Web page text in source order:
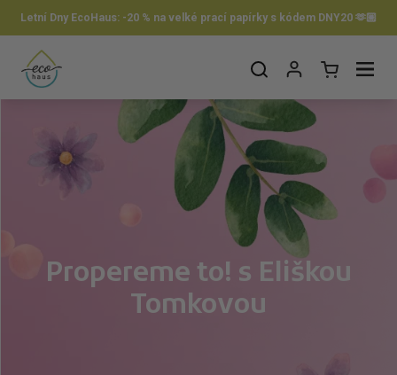
Letní Dny EcoHaus: -20 % na velké prací papírky s kódem DNY20 🫶🏼
Otvorit košík Otvor ponuku
Propereme to! s Eliškou
Tomkovou